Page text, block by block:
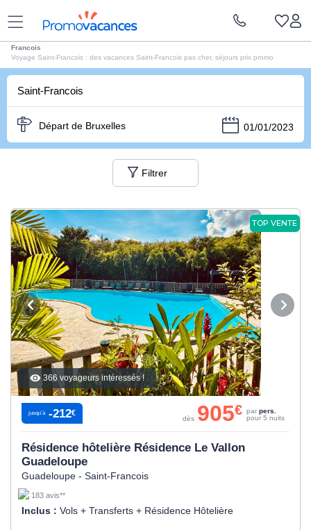
Francois
Voyage Saint-Francois : des vacances Saint-Francois pas cher, séjours prix promo
Saint-Francois
Départ de Bruxelles 01/01/2023
Filtrer
TOP VENTE
366 voyageurs intéressés !
Résidence hôtelière Résidence Le Vallon
Guadeloupe
Guadeloupe - Saint-Francois
183 avis**
Inclus : Vols + Transferts + Résidence Hôtelière
jusqu’à -212€
dès 905€ par pers.
pour 5 nuits